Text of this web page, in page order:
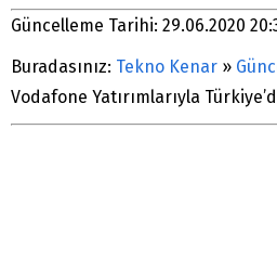
Güncelleme Tarihi: 29.06.2020
Buradasınız: Tekno Kenar »
Vodafone Yatırımlarıyla